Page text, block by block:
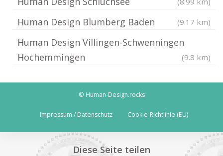
Human Design Blumberg Baden (9.17 km)
Human Design Villingen-Schwenningen
Hochemmingen
(9.8 km)
© Human-Design.rocks
Impressum / Datenschutz Cookie-Richtlinie (EU)
Diese Seite teilen